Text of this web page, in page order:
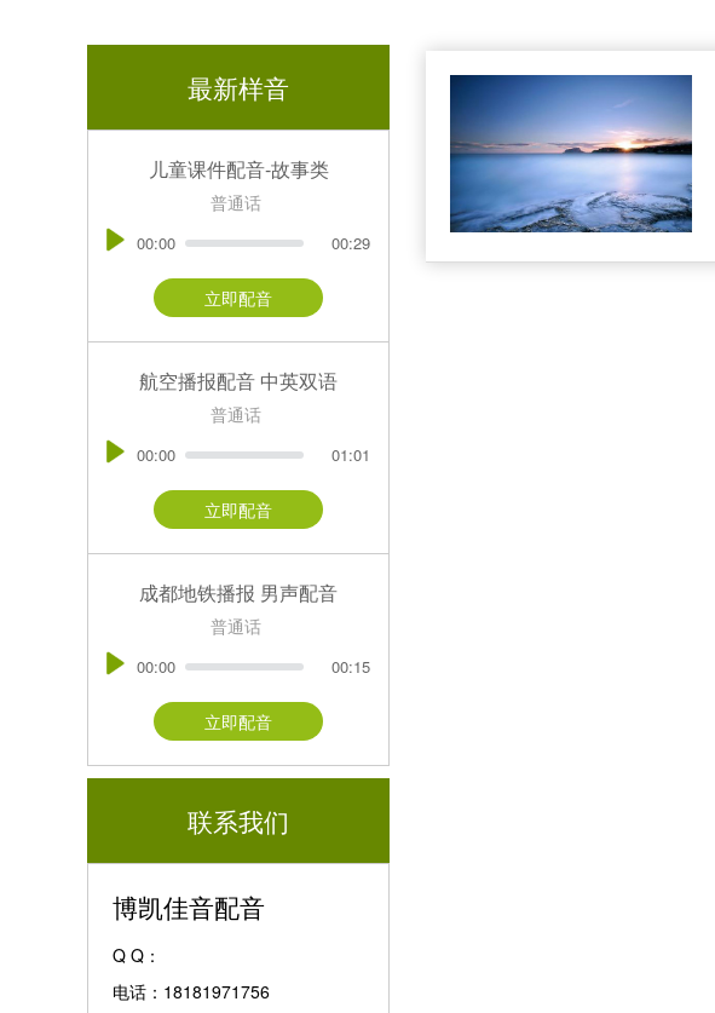
最新样音
儿童课件配音-故事类
普通话
00:00 00:29
立即配音
航空播报配音 中英双语
普通话
00:00 01:01
立即配音
成都地铁播报 男声配音
普通话
00:00 00:15
立即配音
联系我们
博凯佳音配音
Q Q：
电话：18181971756